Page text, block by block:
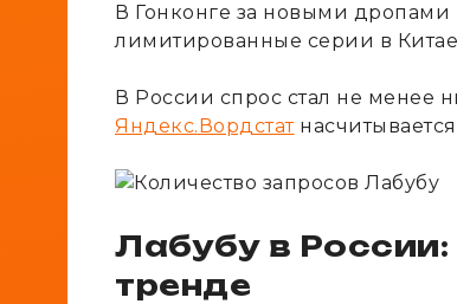
В Гонконге за новыми дропами
лимитированные серии в
В России спрос стал не менее
Яндекс.Вордстат
Лабубу в России:
тренде